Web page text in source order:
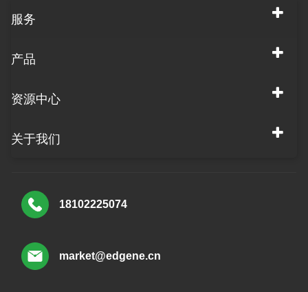
服务
产品
资源中心
关于我们
18102225074
market@edgene.cn